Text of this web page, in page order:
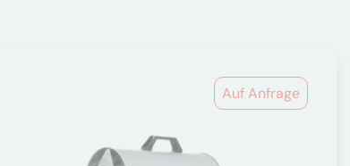
Auf Anfrage